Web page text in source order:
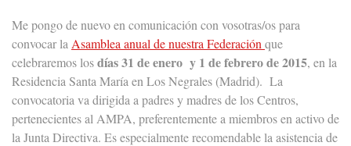
Me pongo de nuevo en comunicación con vosotras/os para
convocar la Asamblea anual de nuestra Federación que
celebraremos losdías 31 de enero y 1 de febrero de 2015, en la
Residencia Santa María en Los Negrales (Madrid). La
convocatoria va dirigida a padres y madres de los Centros,
pertenecientes al AMPA, preferentemente a miembros en activo de
la Junta Directiva. Es especialmente recomendable la asistencia de